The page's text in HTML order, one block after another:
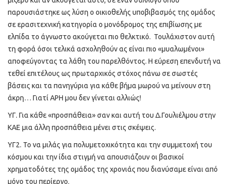
παρουσιάστηκε ως λύση ο οικιοθελής υποβιβασμός της ομάδος
σε ερασιτεχνική κατηγορία ο μονόδρομος της επιβίωσης με
ελπίδα το άγνωστο ακούγεται πιο θελκτικό. Τουλάχιστον αυτή
τη φορά όσοι τελικά ασχοληθούν ας είναι πιο «μυαλωμένοι»
αποφεύγοντας τα λάθη του παρελθόντος. Η εύρεση επενδυτή να
τεθεί επιτέλους ως πρωταρχικός στόχος πάνω σε σωστές
βάσεις και τα πανηγύρια για κάθε βήμα μωρού να μείνουν στη
άκρη… Γιατί ΑΡΗ μου δεν γίνεται αλλιώς!
ΥΓ. Για κάθε «προσπάθεια» σαν και αυτή του Δ.Γουλιέλμου στην
ΚΑΕ μια άλλη προσπάθεια μένει στις σκέψεις.
ΥΓ2. Το να μιλάς για πολυμετοχικότητα και την συμμετοχή του
κόσμου και την ίδια στιγμή να απουσιάζουν οι βασικοί
χρηματοδότες της ομάδος της χρονιάς που διανύσαμε είναι από
μόνο του περίεργο.